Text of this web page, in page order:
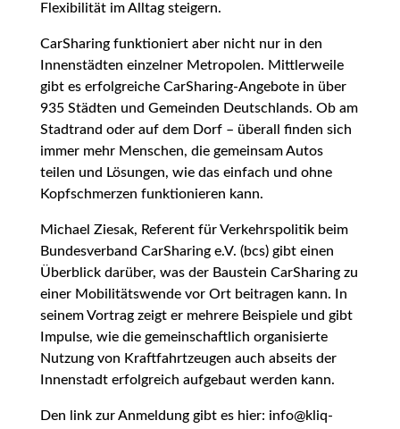
Flexibilität im Alltag steigern.
CarSharing funktioniert aber nicht nur in den
Innenstädten einzelner Metropolen. Mittlerweile
gibt es erfolgreiche CarSharing-Angebote in über
935 Städten und Gemeinden Deutschlands. Ob am
Stadtrand oder auf dem Dorf – überall finden sich
immer mehr Menschen, die gemeinsam Autos
teilen und Lösungen, wie das einfach und ohne
Kopfschmerzen funktionieren kann.
Michael Ziesak, Referent für Verkehrspolitik beim
Bundesverband CarSharing e.V. (bcs) gibt einen
Überblick darüber, was der Baustein CarSharing zu
einer Mobilitätswende vor Ort beitragen kann. In
seinem Vortrag zeigt er mehrere Beispiele und gibt
Impulse, wie die gemeinschaftlich organisierte
Nutzung von Kraftfahrtzeugen auch abseits der
Innenstadt erfolgreich aufgebaut werden kann.
Den link zur Anmeldung gibt es hier: info@kliq-